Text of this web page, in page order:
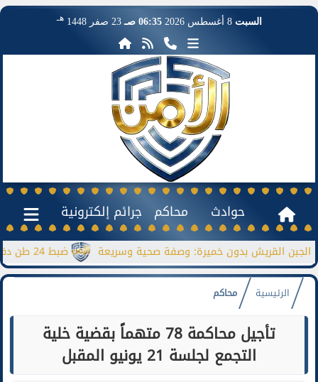
السبت 8 أغسطس 2026 06:35 صـ 23 صفر 1448 هـ
حوادث محاكم جرائم إلكترونية
ضبط 24 طن دقيق مدعم قبل بيعها بالسوق السوداء القريش بدون خميرة: وصفة صحية وسريعة
الرئيسية محاكم
تأجيل محاكمة 78 متهماً بقضية خلية
التجمع لجلسة 21 يونيو المقبل